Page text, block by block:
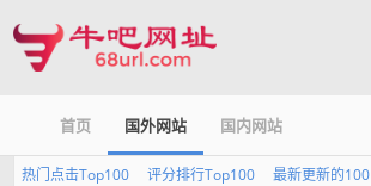
首页 国外网站 国内网站
热门点击Top100 评分排行Top100 最新更新的100